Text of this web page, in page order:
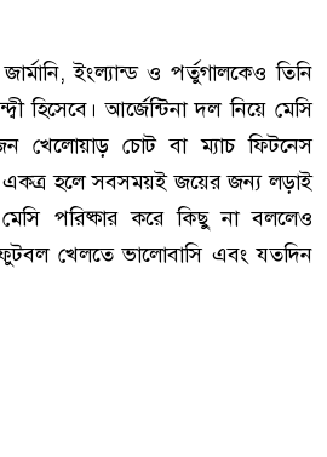
ইংল্যান্ড ও পর্তুগালকেও তিনি
হিসেবে। আর্জেন্টিনা দল নিয়ে মেসি
খেলোয়াড় চোট বা ম্যাচ ফিটনেস
হলে সবসময়ই জয়ের জন্য লড়াই
পরিষ্কার করে কিছু না বললেও
খেলতে ভালোবাসি এবং যতদিন